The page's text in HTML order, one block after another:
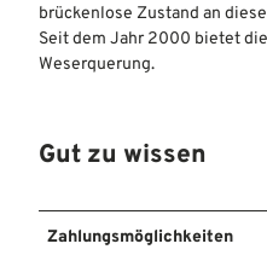
brückenlose Zustand an
Seit dem Jahr 2000 bietet
Weserquerung.
Gut zu wissen
Zahlungsmöglichkeiten